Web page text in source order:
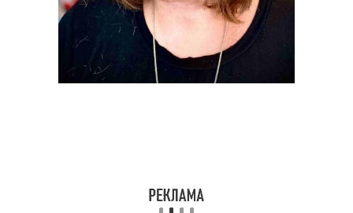
Челка в хорошем
состоянии
Челка для разных